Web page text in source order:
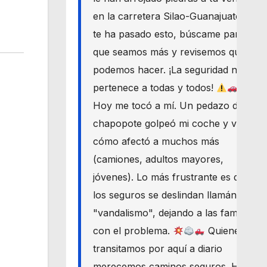
en la carretera Silao-Guanajuato? Si
te ha pasado esto, búscame para
que seamos más y revisemos qué
podemos hacer. ¡La seguridad nos
pertenece a todas y todos!
Hoy me tocó a mí. Un pedazo de
chapopote golpeó mi coche y vi
cómo afectó a muchos más
(camiones, adultos mayores,
jóvenes). Lo más frustrante es que
los seguros se deslindan llamándolo
"vandalismo", dejando a las familias
con el problema.
Quienes
transitamos por aquí a diario